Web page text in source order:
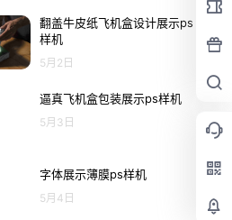
翻盖牛皮纸飞机盒设计展示ps
样机
5月2日
逼真飞机盒包装展示ps样机
5月3日
字体展示薄膜ps样机
5月4日